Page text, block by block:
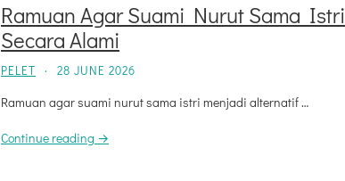
Ramuan Agar Suami Nurut Sama Istri
Secara Alami
PELET · 28 JUNE 2026
Ramuan agar suami nurut sama istri menjadi alternatif …
Continue reading →